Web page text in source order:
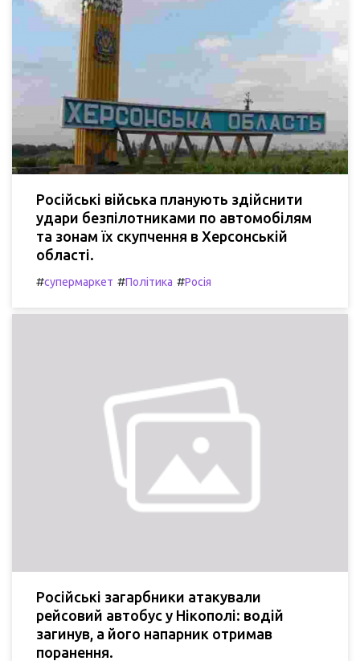
Російські війська планують здійснити
удари безпілотниками по автомобілям
та зонам їх скупчення в Херсонській
області.
#супермаркет #Політика #Росія
Російські загарбники атакували
рейсовий автобус у Нікополі: водій
загинув, а його напарник отримав
поранення.